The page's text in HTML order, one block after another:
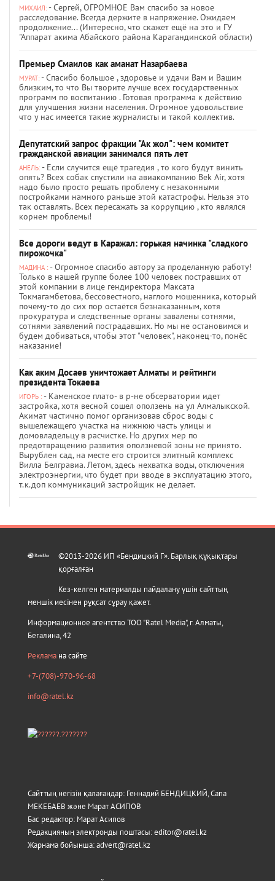
МИХАИЛ: - Сергей, ОГРОМНОЕ Вам спасибо за новое
расследование. Всегда держите в напряжение. Ожидаем
продолжение... (Интересно, что скажет ещё на это и ГУ
"Аппарат акима Абайского района Карагандинской области)
Премьер Смаилов как аманат Назарбаева
МУРАТ: - Спасибо большое , здоровье и удачи Вам и Вашим
близким, то что Вы творите лучше всех государственных
программ по воспитанию . Готовая программа к действию
для улучшения жизни населения. Огромное удовольствие
что у нас имеется такие журналисты и такой коллектив.
Депутатский запрос фракции "Ак жол": чем комитет
гражданской авиации занимался пять лет
АНЕЛЬ: - Если случится ещё трагедия , то кого будут винить
опять? Всех собак спустили на авиакомпанию Bek Air, хотя
надо было просто решать проблему с незаконными
постройками намного раньше этой катастрофы. Нельзя это
так оставлять. Всех пересажать за коррупцию , кто являлся
корнем проблемы!
Все дороги ведут в Каражал: горькая начинка "сладкого
пирожочка"
МАДИНА : - Огромное спасибо автору за проделанную работу!
Только в нашей группе более 100 человек постравших от
этой компании в лице гендиректора Максата
Токмагамбетова, бессовестного, наглого мошенника, который
почему-то до сих пор остаётся безнаказанным, хотя
прокуратура и следственные органы завалены сотнями,
сотнями заявлений пострадавших. Но мы не остановимся и
будем добиваться, чтобы этот "человек", наконец-то, понёс
наказание!
Как аким Досаев уничтожает Алматы и рейтинги
президента Токаева
ИГОРЬ : - Каменское плато- в р-не обсерватории идет
застройка, хотя весной сошел оползень на ул Алмалыкской.
Акимат частично помог организовав сброс воды с
вышележащего участка на нижнюю часть улицы и
домовладельцу в расчистке. Но других мер по
предотвращению развития оползневой зоны не принято.
Вырублен сад, на месте его строится элитный комплекс
Вилла Белгравиа. Летом, здесь нехватка воды, отключения
электроэнергии, что будет при вводе в эксплуатацию этого,
т.к.доп коммуникаций застройщик не делает.
©2013-2026 ИП «Бендицкий Г». Барлық құқықтары
қорғалған
Кез-келген материалды пайдалану үшін сайттың
меншік иесінен рұқсат сұрау қажет.
Информационное агентство ТОО "Ratel Media", г. Алматы,
Бегалина, 42
Реклама на сайте
+7-(708)-970-96-68
info@ratel.kz
Сайттың негізін қалағандар: Геннадий БЕНДИЦКИЙ, Сапа
МЕКЕБАЕВ және Марат АСИПОВ
Бас редактор: Марат Асипов
Редакцияның электронды поштасы: editor@ratel.kz
Жарнама бойынша: advert@ratel.kz